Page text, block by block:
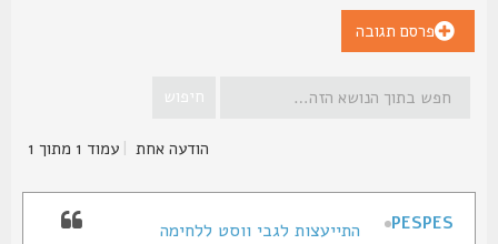
פרסם תגובה
הודעה אחת |עמוד1מתוך1
התייעצות לגבי ווסט ללחימה PESPES